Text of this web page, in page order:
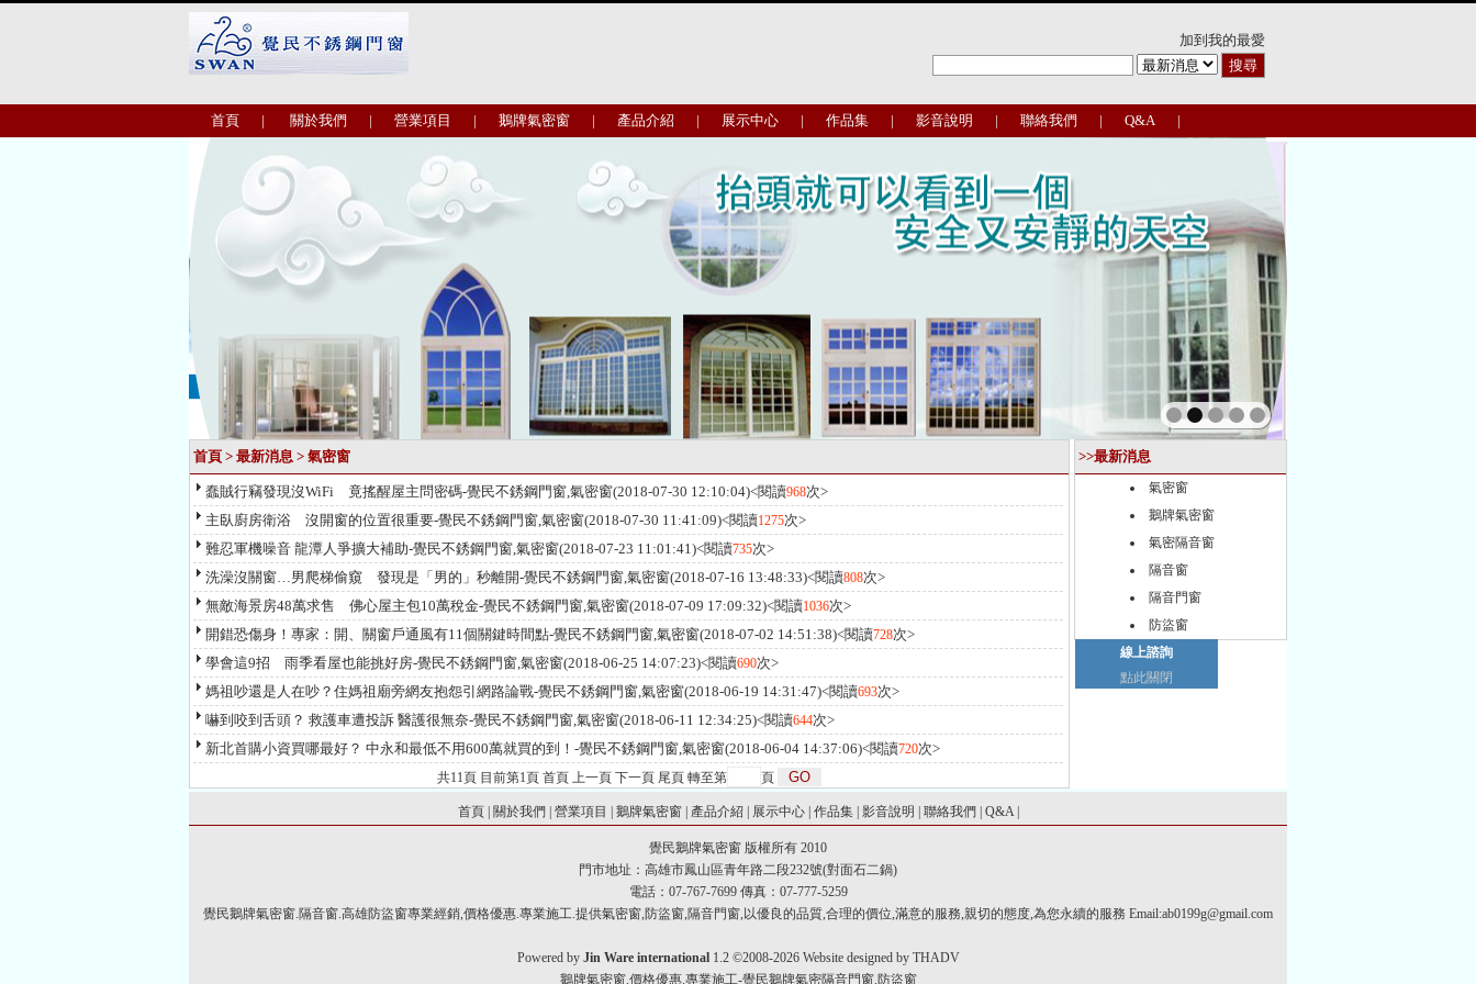
加到我的最愛
首頁 | 關於我們 | 營業項目 | 鵝牌氣密窗 | 產品介紹 | 展示中心 | 作品集 | 影音說明 | 聯絡我們 | Q&A |
首頁 > 最新消息 > 氣密窗
蠢賊行竊發現沒WiFi 竟搖醒屋主問密碼-覺民不銹鋼門窗,氣密窗(2018-07-30 12:10:04)<閱讀968次>
主臥廚房衛浴 沒開窗的位置很重要-覺民不銹鋼門窗,氣密窗(2018-07-30 11:41:09)<閱讀1275次>
難忍軍機噪音 龍潭人爭擴大補助-覺民不銹鋼門窗,氣密窗(2018-07-23 11:01:41)<閱讀735次>
洗澡沒關窗…男爬梯偷窺 發現是「男的」秒離開-覺民不銹鋼門窗,氣密窗(2018-07-16 13:48:33)<閱讀808次>
無敵海景房48萬求售 佛心屋主包10萬稅金-覺民不銹鋼門窗,氣密窗(2018-07-09 17:09:32)<閱讀1036次>
開錯恐傷身！專家：開、關窗戶通風有11個關鍵時間點-覺民不銹鋼門窗,氣密窗(2018-07-02 14:51:38)<閱讀728次>
學會這9招 雨季看屋也能挑好房-覺民不銹鋼門窗,氣密窗(2018-06-25 14:07:23)<閱讀690次>
媽祖吵還是人在吵？住媽祖廟旁網友抱怨引網路論戰-覺民不銹鋼門窗,氣密窗(2018-06-19 14:31:47)<閱讀693次>
嚇到咬到舌頭？ 救護車遭投訴 醫護很無奈-覺民不銹鋼門窗,氣密窗(2018-06-11 12:34:25)<閱讀644次>
新北首購小資買哪最好？ 中永和最低不用600萬就買的到！-覺民不銹鋼門窗,氣密窗(2018-06-04 14:37:06)<閱讀720次>
共11頁 目前第1頁 首頁 上一頁 下一頁 尾頁 轉至第 頁
>>最新消息
氣密窗
鵝牌氣密窗
氣密隔音窗
隔音窗
隔音門窗
防盜窗
線上諮詢
點此關閉
首頁| 關於我們 營業項目 鵝牌氣密窗| 產品介紹| 展示中心| 作品集| 影音說明 聯絡我們 Q&A|
覺民鵝牌氣密窗 版權所有 2010
門市地址：高雄市鳳山區青年路二段232號(對面石二鍋)
電話：07-767-7699 傳真：07-777-5259
覺民鵝牌氣密窗.隔音窗.高雄防盜窗專業經銷,價格優惠.專業施工.提供氣密窗,防盜窗,隔音門窗,以優良的品質,合理的價位,滿意的服務,親切的態度,為您永續的服務 Email:ab0199g@gmail.com
Powered by Jin Ware international1.2 ©2008-2026 Website designed by THADV
鵝牌氣密窗.價格優惠.專業施工-覺民鵝牌氣密隔音門窗.防盜窗